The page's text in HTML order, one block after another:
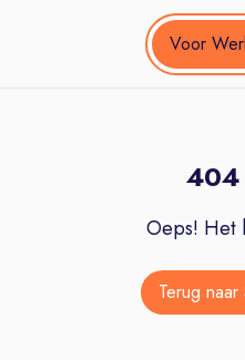
Voor
404
Oeps! Het
Terug naar